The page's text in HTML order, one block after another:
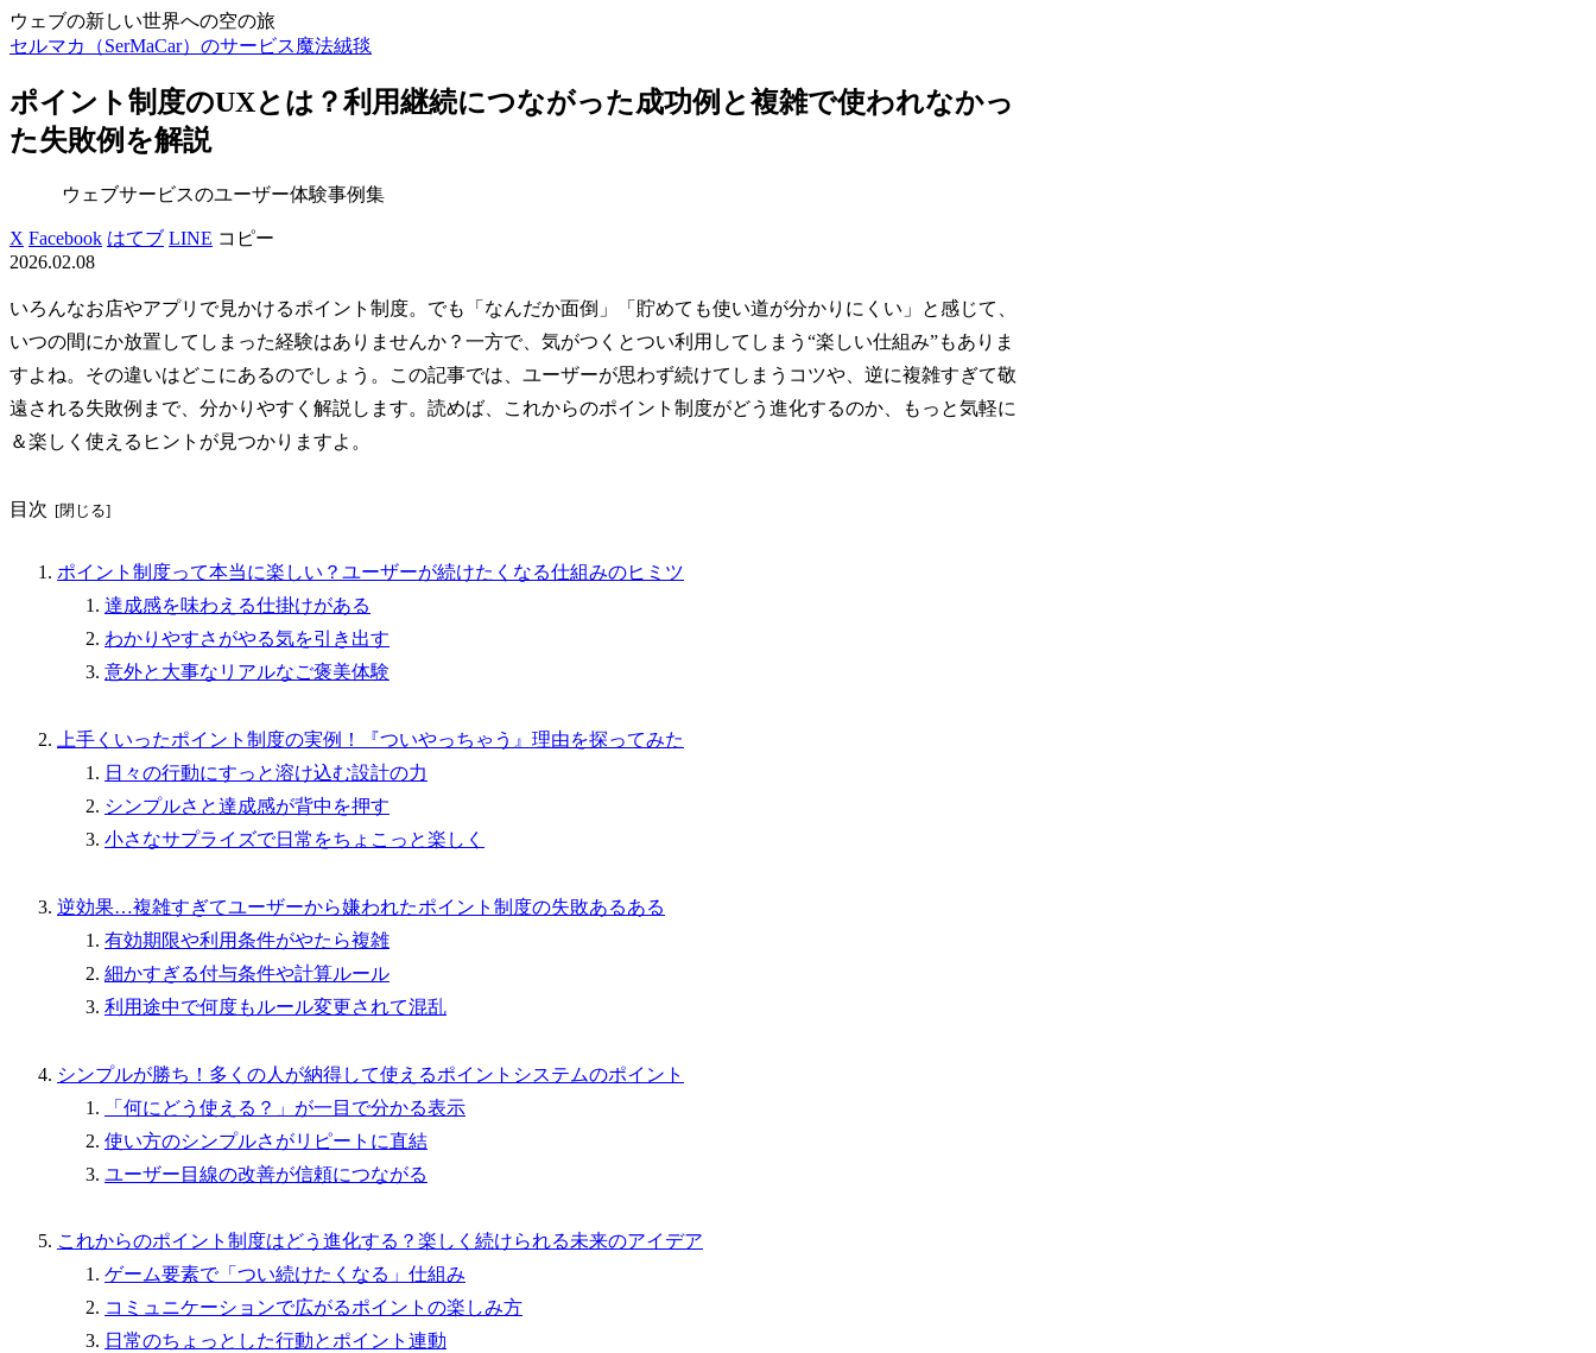
ウェブの新しい世界への空の旅
セルマカ（SerMaCar）のサービス魔法絨毯
ポイント制度のUXとは？利用継続につながった成功例と複雑で使われなかっ
た失敗例を解説
ウェブサービスのユーザー体験事例集
X Facebook はてブ LINE コピー
2026.02.08
いろんなお店やアプリで見かけるポイント制度。でも「なんだか面倒」「貯めても使い道が分かりにくい」と感じて、
いつの間にか放置してしまった経験はありませんか？一方で、気がつくとつい利用してしまう“楽しい仕組み”もありま
すよね。その違いはどこにあるのでしょう。この記事では、ユーザーが思わず続けてしまうコツや、逆に複雑すぎて敬
遠される失敗例まで、分かりやすく解説します。読めば、これからのポイント制度がどう進化するのか、もっと気軽に
＆楽しく使えるヒントが見つかりますよ。
目次
ポイント制度って本当に楽しい？ユーザーが続けたくなる仕組みのヒミツ
達成感を味わえる仕掛けがある
わかりやすさがやる気を引き出す
意外と大事なリアルなご褒美体験
上手くいったポイント制度の実例！『ついやっちゃう』理由を探ってみた
日々の行動にすっと溶け込む設計の力
シンプルさと達成感が背中を押す
小さなサプライズで日常をちょこっと楽しく
逆効果…複雑すぎてユーザーから嫌われたポイント制度の失敗あるある
有効期限や利用条件がやたら複雑
細かすぎる付与条件や計算ルール
利用途中で何度もルール変更されて混乱
シンプルが勝ち！多くの人が納得して使えるポイントシステムのポイント
「何にどう使える？」が一目で分かる表示
使い方のシンプルさがリピートに直結
ユーザー目線の改善が信頼につながる
これからのポイント制度はどう進化する？楽しく続けられる未来のアイデア
ゲーム要素で「つい続けたくなる」仕組み
コミュニケーションで広がるポイントの楽しみ方
日常のちょっとした行動とポイント連動